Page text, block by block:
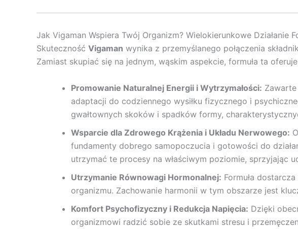
Jak Vigaman Wspiera Twój Organizm? Wielokierunkowe Działanie
Skuteczność Vigaman wynika z przemyślanego połączenia
Zamiast skupiać się na jednym, wąskim aspekcie, formuła ta
Promowanie Naturalnej Energii i Wytrzymałości:
adaptacji do codziennego wysiłku fizycznego i
gwałtownych skoków i spadków formy,
Wsparcie dla Zdrowego Krążenia i Układu Nerwowego:
fundamenty dobrego samopoczucia i gotowości do
utrzymać te procesy na właściwym poziomie, sprzyjając
Utrzymanie Równowagi Hormonalnej: Formuła
organizmu. Zachowanie harmonii w tym obszarze jest
Komfort Psychofizyczny i Redukcja Napięcia: Dzięki
organizmowi radzić sobie ze skutkami stresu i